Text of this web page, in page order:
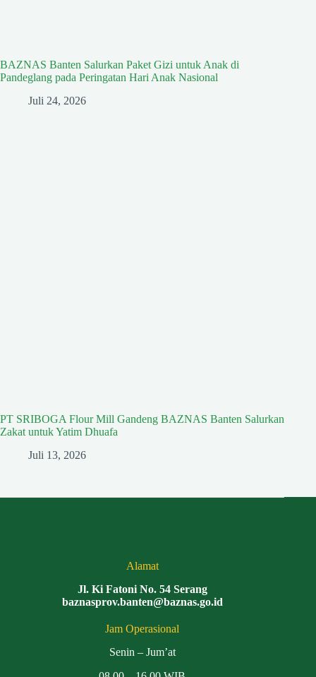
BAZNAS Banten Salurkan Paket Gizi untuk Anak di
Pandeglang pada Peringatan Hari Anak Nasional
Juli 24, 2026
PT SRIBOGA Flour Mill Gandeng BAZNAS Banten Salurkan
Zakat untuk Yatim Dhuafa
Juli 13, 2026
Alamat
Jl. Ki Fatoni No. 54 Serang
baznasprov.banten@baznas.go.id
Jam Operasional
Senin – Jum’at